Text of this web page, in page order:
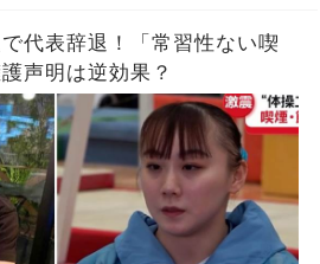
代表辞退！「常習性ない喫
声明は逆効果？